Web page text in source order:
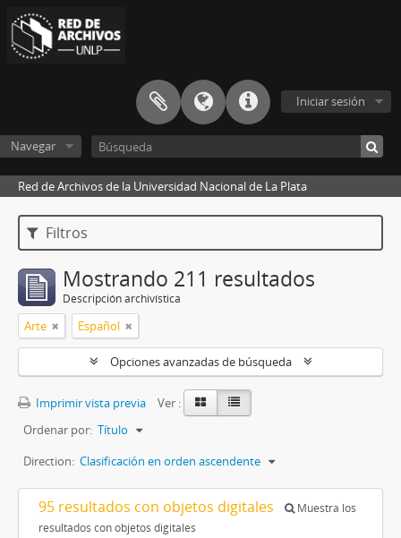
Iniciar sesión
Navegar
Red de Archivos de la Universidad Nacional de La Plata
Filtros
Mostrando 211 resultados
Descripción archivística
Arte Español
Opciones avanzadas de búsqueda
Imprimir vista previa
Ver :
Ordenar por: Título
Direction: Clasificación en orden ascendente
95 resultados con objetos digitales
Muestra los
resultados con objetos digitales